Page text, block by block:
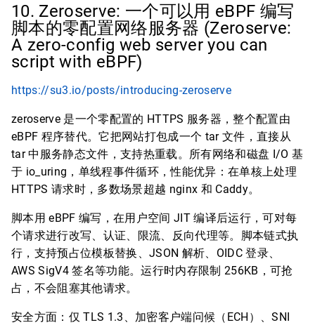
10. Zeroserve: 一个可以用 eBPF 编写
脚本的零配置网络服务器 (Zeroserve:
A zero-config web server you can
script with eBPF)
https://su3.io/posts/introducing-zeroserve
zeroserve 是一个零配置的 HTTPS 服务器，整个配置由
eBPF 程序替代。它把网站打包成一个 tar 文件，直接从
tar 中服务静态文件，支持热重载。所有网络和磁盘 I/O 基
于 io_uring，单线程事件循环，性能优异：在单核上处理
HTTPS 请求时，多数场景超越 nginx 和 Caddy。
脚本用 eBPF 编写，在用户空间 JIT 编译后运行，可对每
个请求进行改写、认证、限流、反向代理等。脚本链式执
行，支持预占位模板替换、JSON 解析、OIDC 登录、
AWS SigV4 签名等功能。运行时内存限制 256KB，可抢
占，不会阻塞其他请求。
安全方面：仅 TLS 1.3、加密客户端问候（ECH）、SNI